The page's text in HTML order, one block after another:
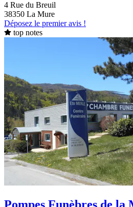
4 Rue du Breuil
38350 La Mure
Déposez le premier avis !
top notes